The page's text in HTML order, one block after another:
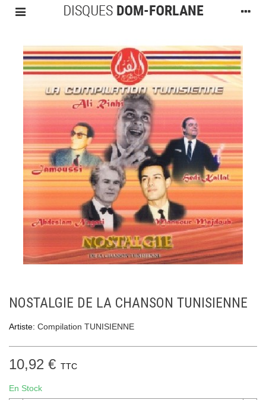
NOSTALGIE DE LA CHANSON TUNISIENNE
Artiste: Compilation TUNISIENNE
10,92 € TTC
En Stock